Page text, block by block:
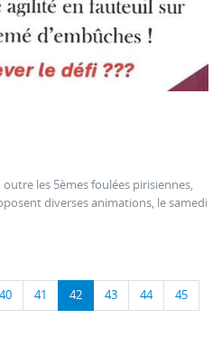
les 5èmes foulées pirisiennes,
diverses animations, le samedi
40 41 42 43 44 45